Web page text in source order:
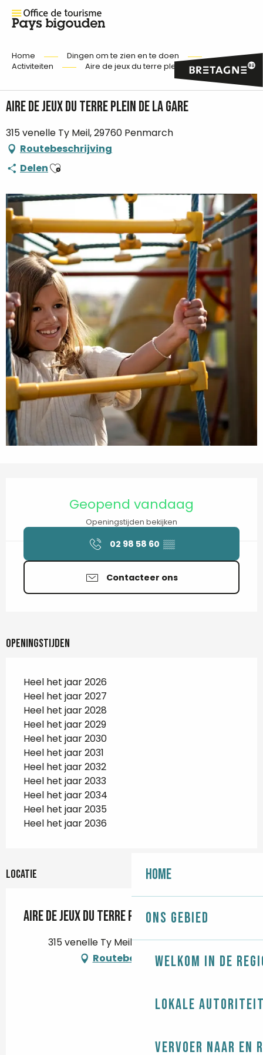
Home
Ons gebied
Welkom in de
Lokale
Vervoer naar en
Home
Dingen om te zien en te doen
Activiteiten
Aire de jeux du terre plein de la gare
Aire de jeux du terre plein de la gare
315 venelle Ty Meil, 29760 Penmarch
Routebeschrijving
DelenAjouter aux favoris
Geopend vandaag
Openingstijden bekijken
02 98 58 60 ▒▒
Contacteer ons
Openingstijden
Heel het jaar 2026
Heel het jaar 2027
Heel het jaar 2028
Heel het jaar 2029
Heel het jaar 2030
Heel het jaar 2031
Heel het jaar 2032
Heel het jaar 2033
Heel het jaar 2034
Heel het jaar 2035
Heel het jaar 2036
Locatie
Aire de jeux du terre plein de la gare
315 venelle Ty Meil, 29760 Penmarch
Routebeschrijving